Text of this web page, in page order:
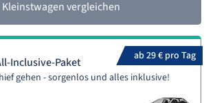
Kleinstwagen vergleichen
ab 29 € pro Tag
Inclusive-Paket
gehen - sorgenlos und alles inklusive!